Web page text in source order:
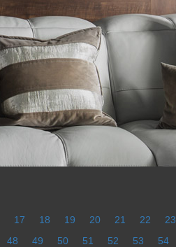
17 18 19 20 21 22 23
48 49 50 51 52 53 54